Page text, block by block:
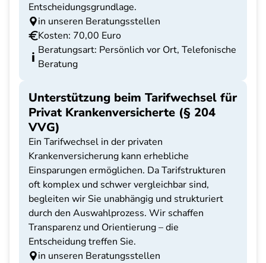
Entscheidungsgrundlage.
in unseren Beratungsstellen
Kosten: 70,00 Euro
Beratungsart: Persönlich vor Ort, Telefonische
Beratung
Unterstützung beim Tarifwechsel für
Privat Krankenversicherte (§ 204
VVG)
Ein Tarifwechsel in der privaten
Krankenversicherung kann erhebliche
Einsparungen ermöglichen. Da Tarifstrukturen
oft komplex und schwer vergleichbar sind,
begleiten wir Sie unabhängig und strukturiert
durch den Auswahlprozess. Wir schaffen
Transparenz und Orientierung – die
Entscheidung treffen Sie.
in unseren Beratungsstellen